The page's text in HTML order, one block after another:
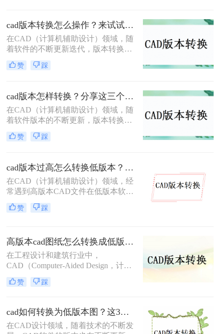
CAD高版本怎么保存成低版本发给别
人呢？本文基于AutoCAD 2024+系统
实测，系统梳理5种安全有效的版本
边界与关键细节，助您高效完成版本
cad版本转换怎么操作？来试试这二种实用方法吧！
在CAD（计算机辅助设计）领域，随
着软件的不断更新迭代，版本转换成
为了一个常见的需求。无论是出于兼
容性、文件格式要求，还是为了与旧
得尤为重要。那么cad版本转换怎么操
作呢？本文将介绍二种CAD版本转换
的操作方法。
赞 踩
cad版本怎样转换？分享这三个转换方法！
在CAD（计算机辅助设计）领域，随
着软件版本的不断更新，版本转换成
为了一个常见的需求。无论是出于兼
容性、文件格式要求，还是为了与旧
得尤为重要。那么cad版本怎样转换
呢？本文将介绍三种CAD版本转换的
方法。
赞 踩
cad版本过高怎么转换低版本？分享3种高效转换方法！
在CAD（计算机辅助设计）领域，经
常遇到高版本CAD文件在低版本软件
中无法打开或编辑的情况。这通常是
因为高版本CAD可能新增了一些功能
低版本变得尤为重要。那么cad版本过
高怎么转换低版本呢？本文将介绍三
种将CAD高版本转换为低版本的高效
赞 踩
高版本cad图纸怎么转换成低版本图纸？快来试一试这二种方法吧！
在工程设计和建筑行业中，
CAD（Computer-Aided Design，计算
机辅助设计）文件的版本兼容性问题
时常出现。高版本的CAD图纸在低版
文件的共享和协作带来了不便。那么
高版本cad图纸怎么转换成低版本图纸
呢？本文将介绍两种将高版本CAD图
赞 踩
cad如何转换为低版本图？这3个方法了解一下！
在CAD设计领域，随着技术的不断发